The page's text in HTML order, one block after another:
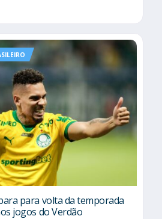
para volta da temporada
jogos do Verdão